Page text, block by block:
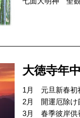
大徳寺年
1月 元旦新春
2月 開運厄除け
3月 春季彼岸